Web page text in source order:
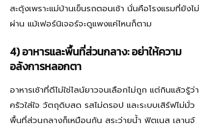
สะดุ้งเพราะแม่บ้านเข็นรถตอนเช้า นั่นคือโรงแรมที่ยังไม่
ผ่าน แม้เฟอร์นิเจอร์จะดูแพงแค่ไหนก็ตาม
4) อาหารและพื้นที่ส่วนกลาง: อย่าให้ความ
อลังการหลอกตา
อาหารเช้าที่ดีไม่ใช่ไลน์ยาวจนเลือกไม่ถูก แต่กินแล้วรู้ว่า
ครัวใส่ใจ วัตถุดิบสด รสไม่ดรอป และระบบเสิร์ฟไม่มั่ว
พื้นที่ส่วนกลางก็เหมือนกัน สระว่ายน้ำ ฟิตเนส เลานจ์